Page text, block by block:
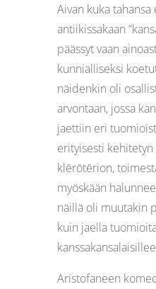
Aivan kuka
antiikissakaan
päässyt vaan
kunnialliseksi
näidenkin oli
arvontaan, jossa
jaettiin eri
erityisesti
klērōtērion,
myöskään
näillä oli muutakin
kuin jaella
Aristofaneen